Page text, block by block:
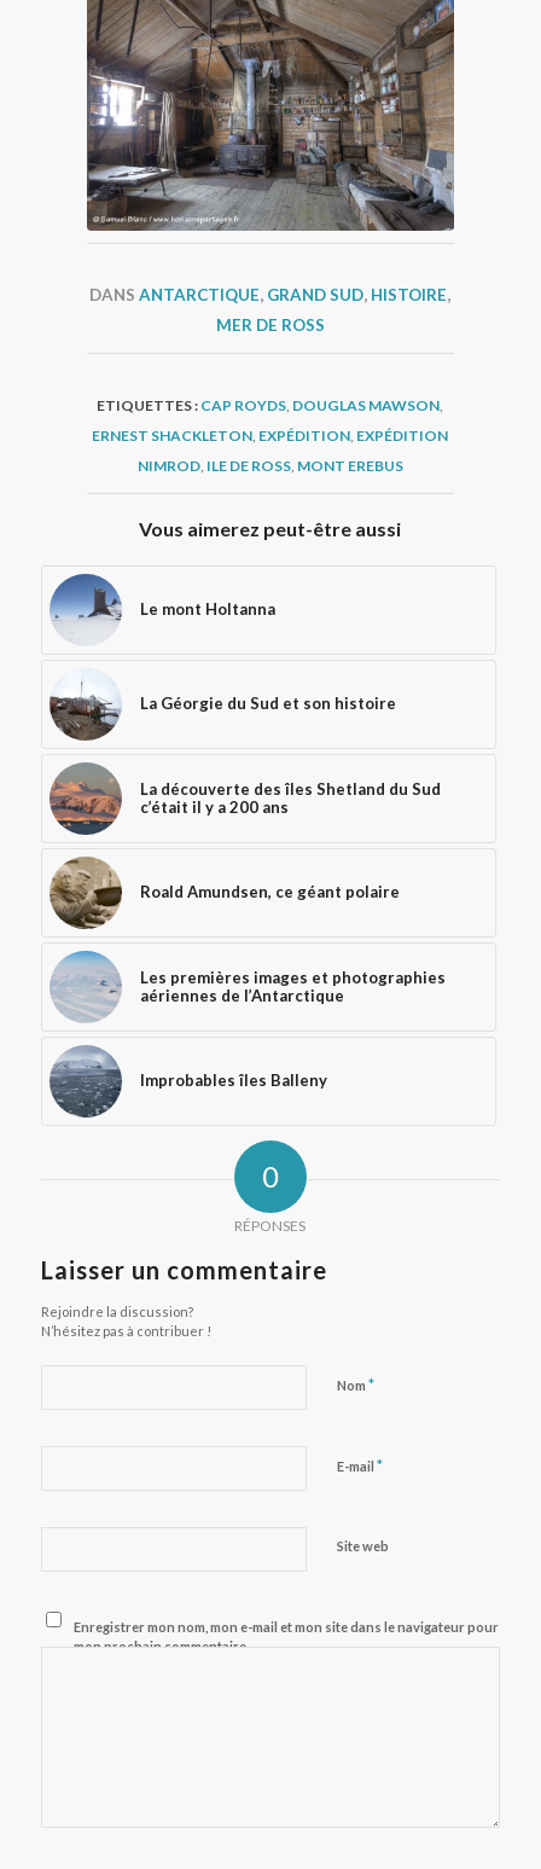
L’intérieur de la cabane de l’expédition
Nimrod au cap Royds
DANSANTARCTIQUE, GRAND SUD, HISTOIRE,
MER DE ROSS
ETIQUETTES : CAP ROYDS, DOUGLAS MAWSON,
ERNEST SHACKLETON, EXPÉDITION, EXPÉDITION
NIMROD, ILE DE ROSS, MONT EREBUS
Vous aimerez peut-être aussi
Le mont Holtanna
La Géorgie du Sud et son histoire
La découverte des îles Shetland du Sud
c’était il y a 200 ans
Roald Amundsen, ce géant polaire
Les premières images et photographies
aériennes de l’Antarctique
Improbables îles Balleny
0
RÉPONSES
Laisser un commentaire
Rejoindre la discussion?
N’hésitez pas à contribuer !
Nom *
E-mail *
Site web
Enregistrer mon nom, mon e-mail et mon site dans le navigateur pour
mon prochain commentaire.